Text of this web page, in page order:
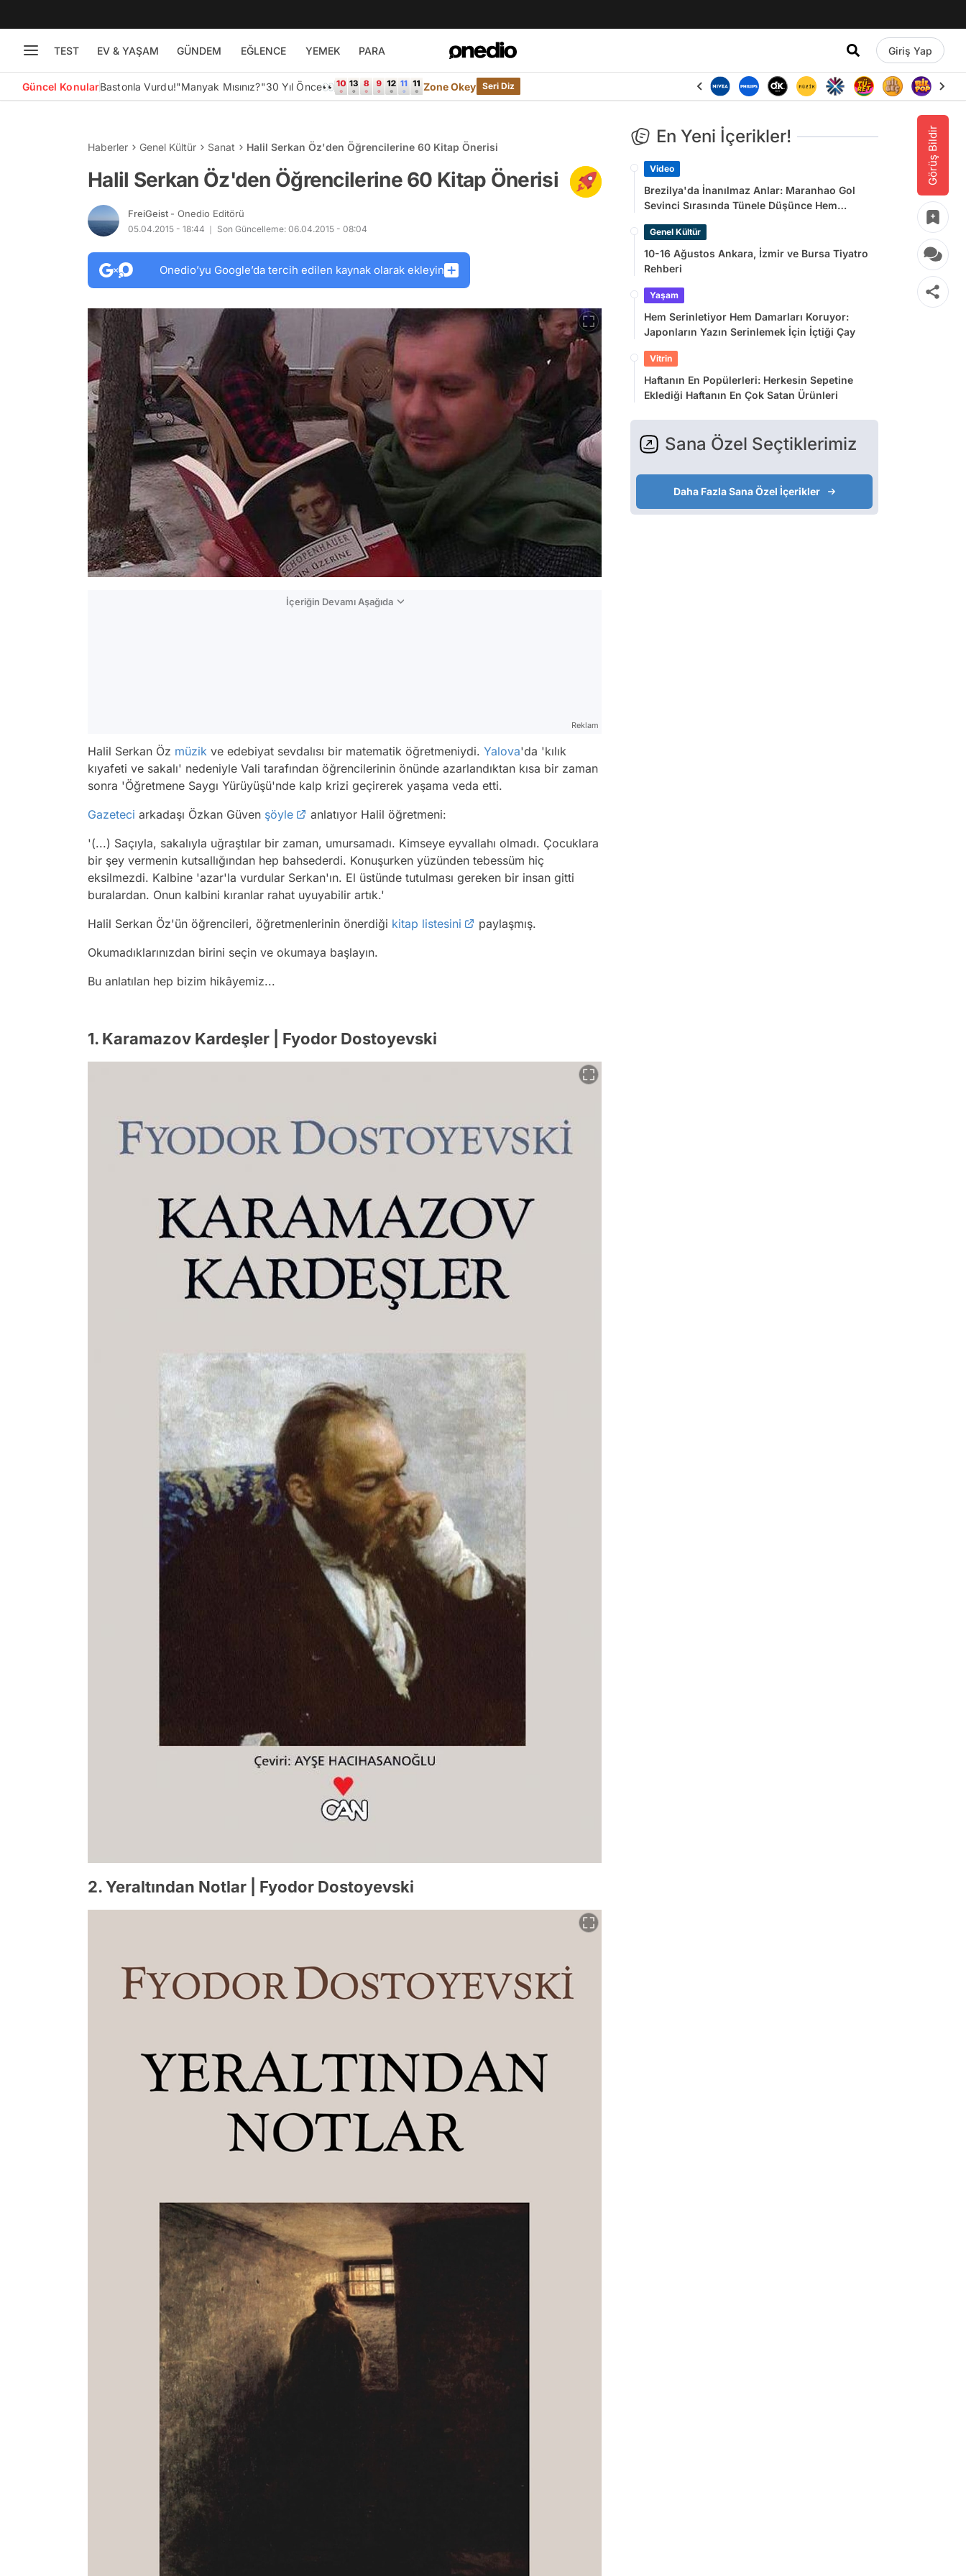
TEST EV & YAŞAM GÜNDEM EĞLENCE YEMEK PARA Giriş Yap
Güncel KonularBastonla Vurdu!"Manyak Mısınız?"30 Yıl Önce👀 Zone Okey Seri Diz
Görüş Bildir
Haberler Genel Kültür Sanat Halil Serkan Öz'den Öğrencilerine 60 Kitap Önerisi
Halil Serkan Öz'den Öğrencilerine 60 Kitap Önerisi
FreiGeist - Onedio Editörü
05.04.2015 - 18:44 Son Güncelleme: 06.04.2015 - 08:04
Onedio’yu Google’da tercih edilen kaynak olarak ekleyin
İçeriğin Devamı Aşağıda
Reklam
Halil Serkan Öz müzik ve edebiyat sevdalısı bir matematik öğretmeniydi. Yalova'da 'kılık
kıyafeti ve sakalı' nedeniyle Vali tarafından öğrencilerinin önünde azarlandıktan kısa bir zaman
sonra 'Öğretmene Saygı Yürüyüşü'nde kalp krizi geçirerek yaşama veda etti.
Gazeteci arkadaşı Özkan Güven şöyle
anlatıyor Halil öğretmeni:
'(...) Saçıyla, sakalıyla uğraştılar bir zaman, umursamadı. Kimseye eyvallahı olmadı. Çocuklara
bir şey vermenin kutsallığından hep bahsederdi. Konuşurken yüzünden tebessüm hiç
eksilmezdi. Kalbine 'azar'la vurdular Serkan'ın. El üstünde tutulması gereken bir insan gitti
buralardan. Onun kalbini kıranlar rahat uyuyabilir artık.'
Halil Serkan Öz'ün öğrencileri, öğretmenlerinin önerdiği kitap listesini
paylaşmış.
Okumadıklarınızdan birini seçin ve okumaya başlayın.
Bu anlatılan hep bizim hikâyemiz...
1. Karamazov Kardeşler | Fyodor Dostoyevski
2. Yeraltından Notlar | Fyodor Dostoyevski
En Yeni İçerikler!
Video
Brezilya'da İnanılmaz Anlar: Maranhao Gol
Sevinci Sırasında Tünele Düşünce Hem
Genel Kültür
10-16 Ağustos Ankara, İzmir ve Bursa Tiyatro
Rehberi
Yaşam
Hem Serinletiyor Hem Damarları Koruyor:
Japonların Yazın Serinlemek İçin İçtiği Çay
Vitrin
Haftanın En Popülerleri: Herkesin Sepetine
Eklediği Haftanın En Çok Satan Ürünleri
Sana Özel Seçtiklerimiz
Daha Fazla Sana Özel İçerikler